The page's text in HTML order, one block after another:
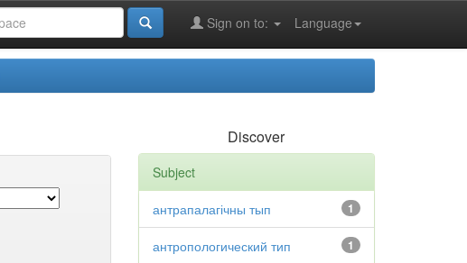
Language
Sign on to:
Discover
Subject
1
антрапалагічны тып
1
антропологический тип